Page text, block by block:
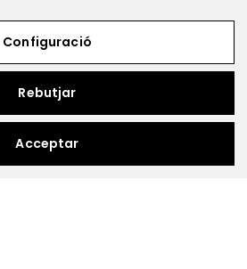
Configuració
Rebutjar
Acceptar